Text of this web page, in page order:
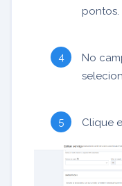
pontos.
No
Clique